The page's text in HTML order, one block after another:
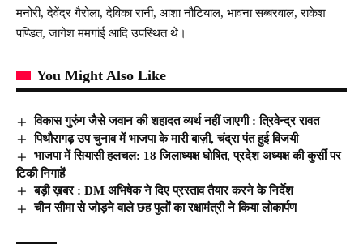
मनोरी, देवेंद्र गैरोला, देविका रानी, आशा नौटियाल, भावना सब्बरवाल, राकेश
पण्डित, जागेश ममगांई आदि उपस्थित थे।
You Might Also Like
विकास गुरुंग जैसे जवान की शहादत व्यर्थ नहीं जाएगी : त्रिवेन्द्र रावत
पिथौरागढ़ उप चुनाव में भाजपा के मारी बाज़ी, चंद्रा पंत हुई विजयी
भाजपा में सियासी हलचल: 18 जिलाध्यक्ष घोषित, प्रदेश अध्यक्ष की कुर्सी पर
टिकी निगाहें
बड़ी ख़बर : DM अभिषेक ने दिए प्रस्ताव तैयार करने के निर्देश
चीन सीमा से जोड़ने वाले छह पुलों का रक्षामंत्री ने किया लोकार्पण